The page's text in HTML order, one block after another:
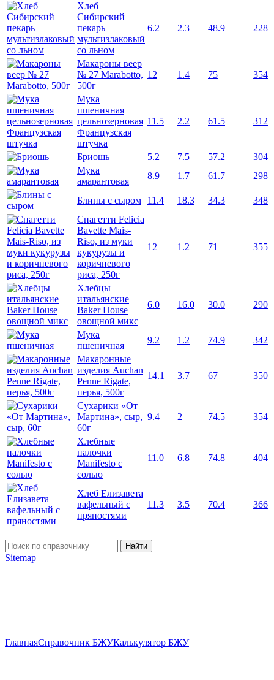
Хлеб
Сибирский
пекарь
мультизлаковый
со льном
6.2 2.3 48.9 228
Макароны веер
№ 27 Marabotto,
500г
12 1.4 75 354
Мука
пшеничная
цельнозерновая
Французская
штучка
11.5 2.2 61.5 312
Бриошь 5.2 7.5 57.2
304
Мука
амарантовая
8.9 1.7 61.7 298
Блины с сыром 11.4 18.3 34.3
348
Спагетти Felicia
Bavette Mais-
Riso, из муки
кукурузы и
коричневого
риса, 250г
12 1.2 71 355
Хлебцы
итальянские
Baker House
овощной микс
6.0 16.0 30.0 290
Мука
пшеничная
9.2 1.2 74.9
342
Макаронные
изделия Auchan
Penne Rigate,
перья, 500г
14.1 3.7 67 350
Сухарики «От
Мартина», сыр,
60г
9.4 2 74.5 354
Хлебные
палочки
Manifesto с
солью
11.0 6.8 74.8 404
Хлеб Елизавета
вафельный с
пряностями
11.3 3.5 70.4 366
Найти
Sitemap
ГлавнаяСправочник БЖУКалькулятор БЖУ